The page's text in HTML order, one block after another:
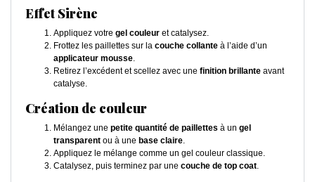
Effet Sirène
Appliquez votre gel couleur et catalysez.
Frottez les paillettes sur la couche collante à l’aide d’un
applicateur mousse.
Retirez l’excédent et scellez avec une finition brillante avant
catalyse.
Création de couleur
Mélangez une petite quantité de paillettes à un gel
transparent ou à une base claire.
Appliquez le mélange comme un gel couleur classique.
Catalysez, puis terminez par une couche de top coat.